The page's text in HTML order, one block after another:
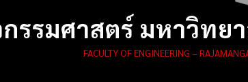
รรมศาสตร์ มหาวิทย
FACULTY OF ENGINEERING –